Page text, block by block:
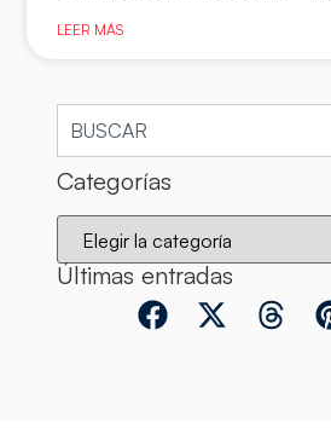
LEER MÁS
Categorías
Últimas entradas